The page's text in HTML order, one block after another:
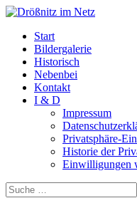
Start
Bildergalerie
Historisch
Nebenbei
Kontakt
I & D
Impressum
Privatsphäre-
Historie der
Einwilligungen